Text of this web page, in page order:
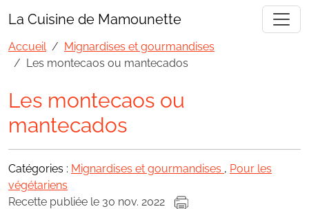
La Cuisine de Mamounette
Accueil
Mignardises et gourmandises
Les montecaos ou mantecados
Les montecaos ou
mantecados
Catégories : Mignardises et gourmandises , Pour les
végétariens
Recette publiée le 30 nov. 2022